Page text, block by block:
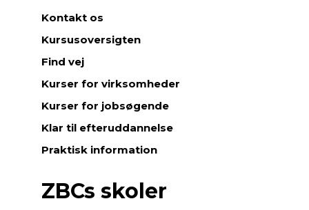
Kontakt os
Kursusoversigten
Find vej
Kurser for virksomheder
Kurser for jobsøgende
Klar til efteruddannelse
Praktisk information
ZBCs skoler